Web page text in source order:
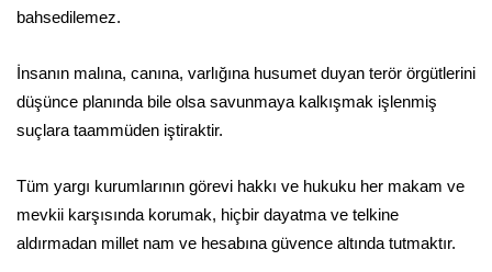
bahsedilemez.
İnsanın malına, canına, varlığına husumet duyan terör örgütlerini
düşünce planında bile olsa savunmaya kalkışmak işlenmiş
suçlara taammüden iştiraktir.
Tüm yargı kurumlarının görevi hakkı ve hukuku her makam ve
mevkii karşısında korumak, hiçbir dayatma ve telkine
aldırmadan millet nam ve hesabına güvence altında tutmaktır.